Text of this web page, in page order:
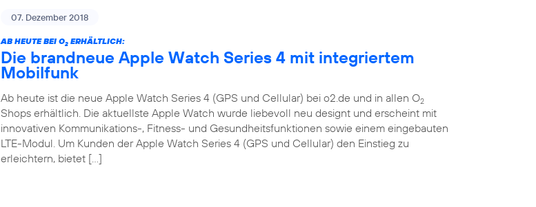
07. Dezember 2018
AB HEUTE BEI O2 ERHÄLTLICH:
Die brandneue Apple Watch Series 4 mit integriertem
Mobilfunk
Ab heute ist die neue Apple Watch Series 4 (GPS und Cellular) bei o2.de und in allen O2
Shops erhältlich. Die aktuellste Apple Watch wurde liebevoll neu designt und erscheint mit
innovativen Kommunikations-, Fitness- und Gesundheitsfunktionen sowie einem eingebauten
LTE-Modul. Um Kunden der Apple Watch Series 4 (GPS und Cellular) den Einstieg zu
erleichtern, bietet […]